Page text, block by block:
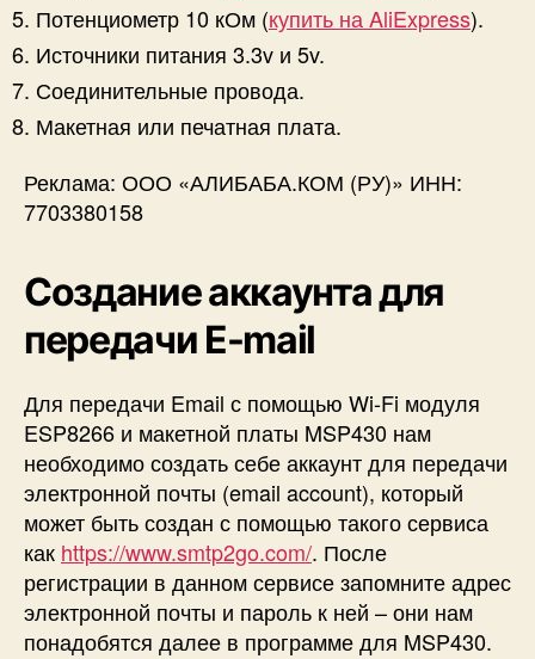
Потенциометр 10 кОм (купить на AliExpress).
Источники питания 3.3v и 5v.
Соединительные провода.
Макетная или печатная плата.
Реклама: ООО «АЛИБАБА.КОМ (РУ)» ИНН:
7703380158
Создание аккаунта для
передачи E-mail
Для передачи Email с помощью Wi-Fi модуля
ESP8266 и макетной платы MSP430 нам
необходимо создать себе аккаунт для передачи
электронной почты (email account), который
может быть создан с помощью такого сервиса
как https://www.smtp2go.com/. После
регистрации в данном сервисе запомните адрес
электронной почты и пароль к ней – они нам
понадобятся далее в программе для MSP430.